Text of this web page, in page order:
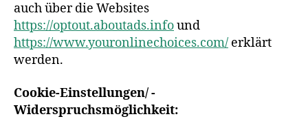
auch über die Websites
https://optout.aboutads.infound
https://www.youronlinechoices.com/ erklärt
werden.
Cookie-Einstellungen/ -
Widerspruchsmöglichkeit: